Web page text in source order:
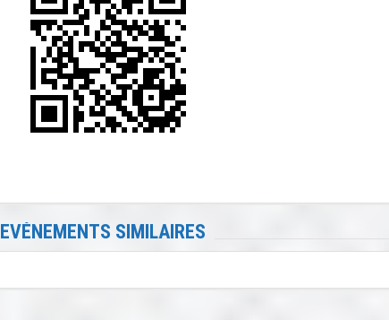
EVÉNEMENTS SIMILAIRES